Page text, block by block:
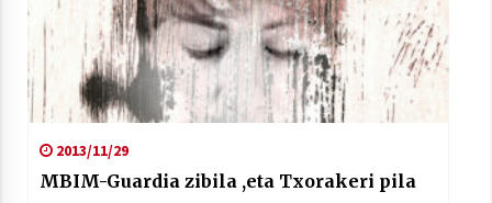
2013/11/29
MBIM-Guardia zibila ,eta Txorakeri pila